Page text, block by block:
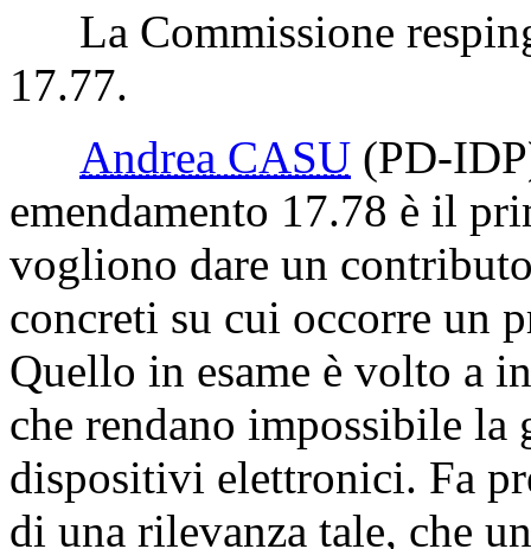
La Commissione
17.77.
Andrea CASU (PD-
emendamento 17.78 è il
vogliono dare un
concreti su cui occorre un
Quello in esame è volto a
che rendano impossibile
dispositivi elettronici. Fa
di una rilevanza tale, che